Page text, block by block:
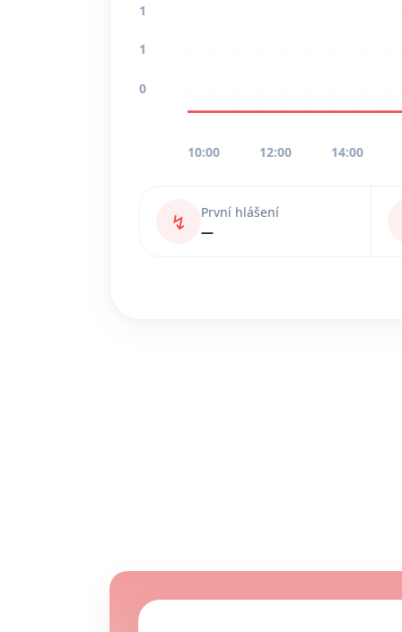
1
1
0
10:00 12:00 14:00
↯
První hlášení
—